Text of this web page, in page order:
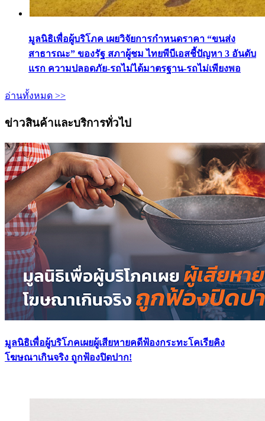
มูลนิธิเพื่อผู้บริโภค เผยวิจัยการกำหนดราคา “ขนส่ง
สาธารณะ” ของรัฐ สภาผู้ชม ไทยพีบีเอสชี้ปัญหา 3 อันดับ
แรก ความปลอดภัย-รถไม่ได้มาตรฐาน-รถไม่เพียงพอ
อ่านทั้งหมด >>
ข่าวสินค้าและบริการทั่วไป
มูลนิธิเพื่อผู้บริโภคเผยผู้เสียหายคดีฟ้องกระทะโคเรียคิง
โฆษณาเกินจริง ถูกฟ้องปิดปาก!